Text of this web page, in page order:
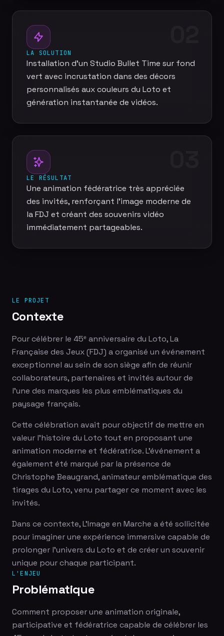
LA SOLUTION
Installation d'un Studio Bullet Time sur fond
vert avec incrustation dans des décors
personnalisés aux couleurs du Loto et
génération instantanée de vidéos.
LE RÉSULTAT
Une animation fédératrice très appréciée
des invités, renforçant l'image moderne de
la FDJ et créant des souvenirs vidéo
immédiatement partageables.
LE PROJET
Contexte
Pour célébrer le 45ᵉ anniversaire du Loto, La
Française des Jeux (FDJ) a organisé un événement
exceptionnel au sein de son siège afin de réunir
collaborateurs, partenaires et invités autour de
l'une des marques les plus emblématiques du
paysage français.
Cette célébration avait pour objectif de mettre en
valeur l'histoire du Loto tout en proposant une
animation moderne et fédératrice. L'événement a
également été marqué par la présence de
Christophe Beaugrand, animateur emblématique des
tirages du Loto, venu partager ce moment avec les
invités.
Dans ce contexte, L'Image en Marche a été sollicitée
pour imaginer une expérience immersive capable de
prolonger l'univers du Loto et de créer un souvenir
unique pour chaque participant.
L'ENJEU
Problématique
Comment proposer une animation originale,
participative et fédératrice capable de célébrer les